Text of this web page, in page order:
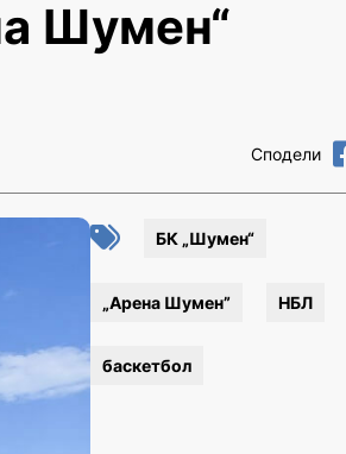
Шумен“
Сподели
БК „Шумен“
„Арена Шумен” НБЛ
баскетбол